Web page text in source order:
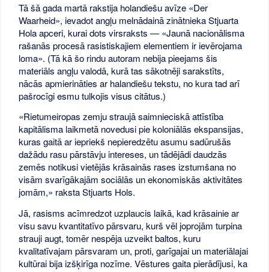
Tā šā gada martā rakstija holandiešu avīze «Der
Waarheid», ievadot angļu melnādainā zinātnieka Stjuarta
Hola apceri, kurai dots virsraksts — «Jaunā nacionālisma
rašanās procesā rasistiskajiem elementiem ir ievērojama
loma». (Tā kā šo rindu autoram nebija pieejams šis
materiāls angļu valodā, kurā tas sākotnēji sarakstīts,
nācās apmierināties ar halandiešu tekstu, no kura tad arī
pašrocīgi esmu tulkojis visus citātus.)
«Rietumeiropas zemju straujā saimnieciskā attīstība
kapitālisma laikmetā novedusi pie koloniālās ekspansijas,
kuras gaitā ar iepriekš nepieredzētu asumu sadūrušās
dažādu rasu pārstāvju intereses, un tādējādi daudzās
zemēs notikusi vietējās krāsainās rases izstumšana no
visām svarīgākajām sociālās un ekonomiskās aktivitātes
jomām,» raksta Stjuarts Hols.
Jā, rasisms acīmredzot uzplaucis laikā, kad krāsainie ar
visu savu kvantitatīvo pārsvaru, kurš vēl joprojām turpina
strauji augt, tomēr nespēja uzveikt baltos, kuru
kvalitatīvajam pārsvaram un, proti, garīgajai un materiālajai
kultūrai bija izšķirīga nozīme. Vēstures gaita pierādījusi, ka